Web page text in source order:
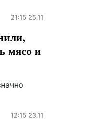
21:15 25.11
мясо и
12:15 23.11